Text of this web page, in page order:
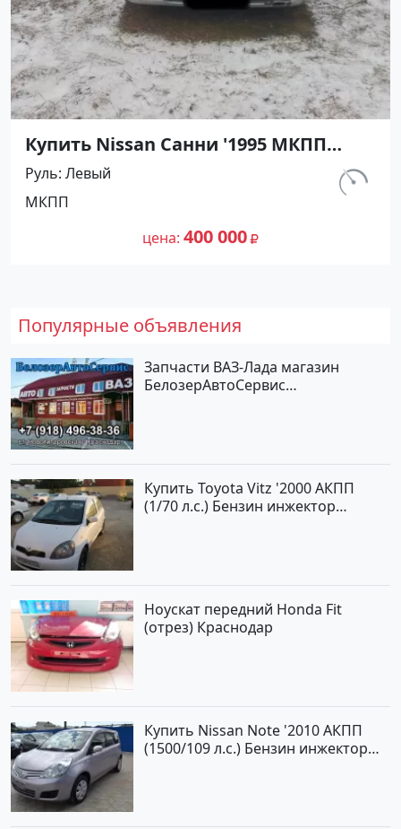
Купить Nissan Санни '1995 МКПП
(1400/90 л.с.) Бензин карбюратор
Абинск цвет Серебристый Седан по
цене 400000 рублей, объявление
№27476 на сайте Авторынок23
Руль Левый
МКПП
цена 400 000
Популярные объявления
Запчасти ВАЗ-Лада магазин
БелозерАвтоСервис
Купить Toyota Vitz '2000 АКПП
(1/70 л.с.) Бензин инжектор
Ноускат передний Honda Fit
(отрез) Краснодар
Купить Nissan Note '2010 АКПП
(1500/109 л.с.) Бензин инжектор